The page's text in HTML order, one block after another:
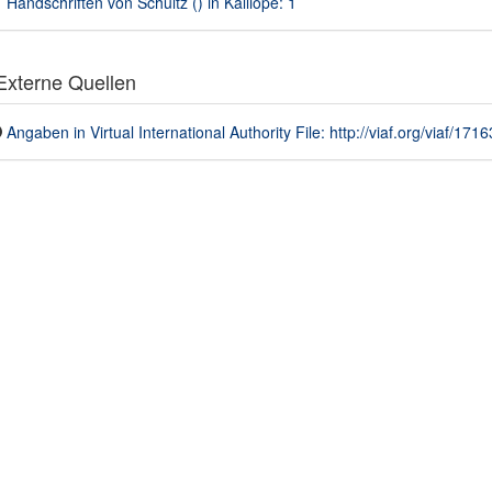
Quellen
Angaben in Virtual International Authority File: http://viaf.org/viaf/